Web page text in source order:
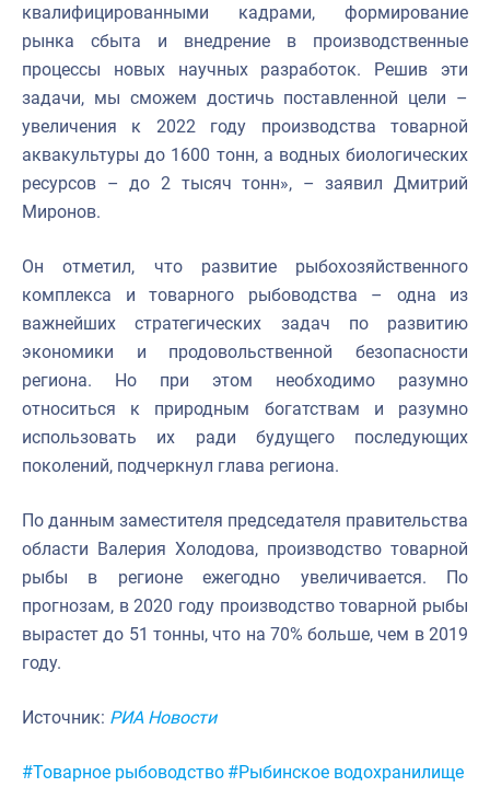
квалифицированными кадрами, формирование
рынка сбыта и внедрение в производственные
процессы новых научных разработок. Решив эти
задачи, мы сможем достичь поставленной цели –
увеличения к 2022 году производства товарной
аквакультуры до 1600 тонн, а водных биологических
ресурсов – до 2 тысяч тонн», – заявил Дмитрий
Миронов.
Он отметил, что развитие рыбохозяйственного
комплекса и товарного рыбоводства – одна из
важнейших стратегических задач по развитию
экономики и продовольственной безопасности
региона. Но при этом необходимо разумно
относиться к природным богатствам и разумно
использовать их ради будущего последующих
поколений, подчеркнул глава региона.
По данным заместителя председателя правительства
области Валерия Холодова, производство товарной
рыбы в регионе ежегодно увеличивается. По
прогнозам, в 2020 году производство товарной рыбы
вырастет до 51 тонны, что на 70% больше, чем в 2019
году.
Источник: РИА Новости
Метки:
#Товарное рыбоводство #Рыбинское водохранилище